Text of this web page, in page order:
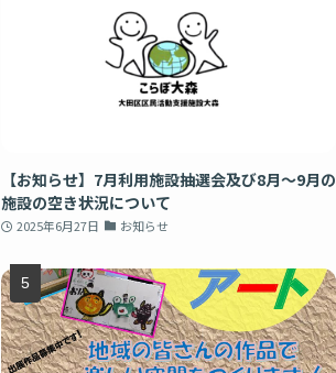
【お知らせ】7月利用施設抽選会及び8月～9月の
施設の空き状況について
2025年6月27日 お知らせ